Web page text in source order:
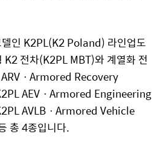
인 K2PL(K2 Poland) 라인업도
K2 전차(K2PL MBT)와 계열화 전
ㆍArmored Recovery
AEVㆍArmored Engineering
AVLBㆍArmored Vehicle
총 4종입니다.